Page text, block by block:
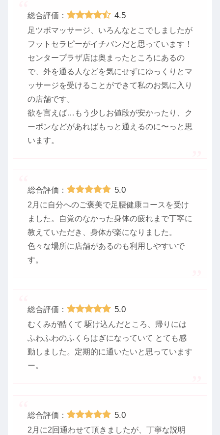
総合評価： 4.5
足ツボマッサージ、いろんなとこでしましたが
フットセラピーがイチバンだと思っています！
センタープラザ店は奥まったところにあるの
で、外を通る人などを気にせずにゆっくりとマ
ッサージを受けることができて私のお気に入り
の店舗です。
欲を言えば…もう少しお値段が安かったり、ク
ーポンなどがあればもっと通えるのに〜っと思
います。
総合評価： 5.0
2月に自分へのご褒美で足腰健康コースを受け
ました。自覚のなかった身体の疲れまで丁寧に
教えていただき、身体が楽になりました。
色々な場所に店舗があるのも利用しやすいで
す。
総合評価： 5.0
むくみが酷くて 駆け込んだところ、帰りには
ふわふわのふくらはぎになっていて とても感
動しました。定期的に通いたいと思っています
ー。
総合評価： 5.0
2月に2回通わせて頂きましたが、丁寧な説明